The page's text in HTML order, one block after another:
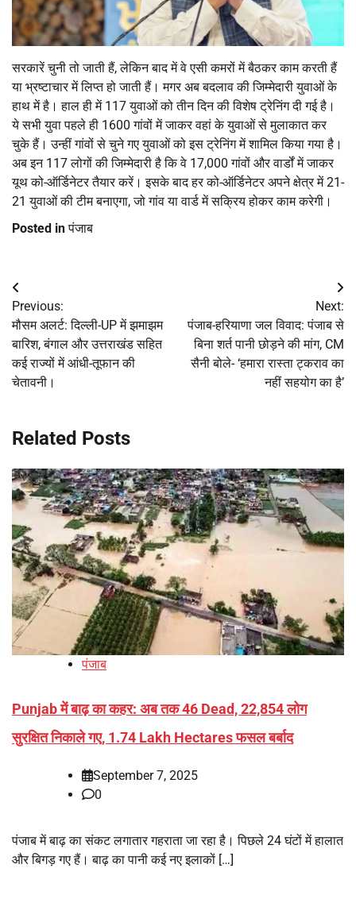
सरकारें चुनी तो जाती हैं, लेकिन बाद में वे एसी कमरों में बैठकर काम करती हैं
या भ्रष्टाचार में लिप्त हो जाती हैं। मगर अब बदलाव की जिम्मेदारी युवाओं के
हाथ में है। हाल ही में 117 युवाओं को तीन दिन की विशेष ट्रेनिंग दी गई है।
ये सभी युवा पहले ही 1600 गांवों में जाकर वहां के युवाओं से मुलाकात कर
चुके हैं। उन्हीं गांवों से चुने गए युवाओं को इस ट्रेनिंग में शामिल किया गया है।
अब इन 117 लोगों की जिम्मेदारी है कि वे 17,000 गांवों और वार्डों में जाकर
यूथ को-ऑर्डिनेटर तैयार करें। इसके बाद हर को-ऑर्डिनेटर अपने क्षेत्र में 21-
21 युवाओं की टीम बनाएगा, जो गांव या वार्ड में सक्रिय होकर काम करेगी।
Posted inपंजाब
Post
navigation
Previous:
मौसम अलर्ट: दिल्ली-UP में झमाझम
बारिश, बंगाल और उत्तराखंड सहित
कई राज्यों में आंधी-तूफान की
चेतावनी।
Next:
पंजाब-हरियाणा जल विवाद: पंजाब से
बिना शर्त पानी छोड़ने की मांग, CM
सैनी बोले- ‘हमारा रास्ता ट्कराव का
नहीं सहयोग का है’
Related Posts
पंजाब
Punjab में बाढ़ का कहर: अब तक 46 Dead, 22,854 लोग
सुरक्षित निकाले गए, 1.74 Lakh Hectares फसल बर्बाद
September 7, 2025
0
पंजाब में बाढ़ का संकट लगातार गहराता जा रहा है। पिछले 24 घंटों में हालात
और बिगड़ गए हैं। बाढ़ का पानी कई नए इलाकों […]